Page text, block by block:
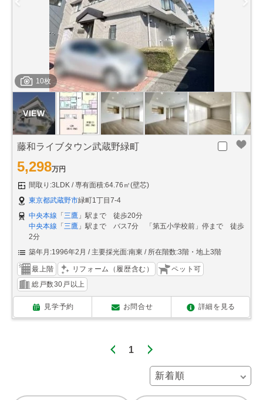
10枚
藤和ライブタウン武蔵野緑町
5,298万円
間取り:3LDK
専有面積:64.76㎡(壁芯)
東京都武蔵野市緑町1丁目7-4
中央本線 「 三鷹 」駅まで 徒歩20分
中央本線 「 三鷹 」駅まで バス7分 「第五小学校前」停まで 徒歩
2分
築年月:1996年2月
主要採光面:南東 所在階数:3階・地上3階
最上階 リフォーム（履歴含む）
ペット可
総戸数30戸以上
見学予約 お問合せ 詳細を見る
1